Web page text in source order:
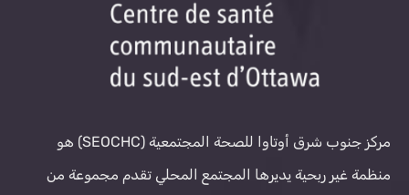
مركز جنوب شرق أوتاوا للصحة المجتمعية (SEOCHC) هو
منظمة غير ربحية يديرها المجتمع المحلي تقدم مجموعة من